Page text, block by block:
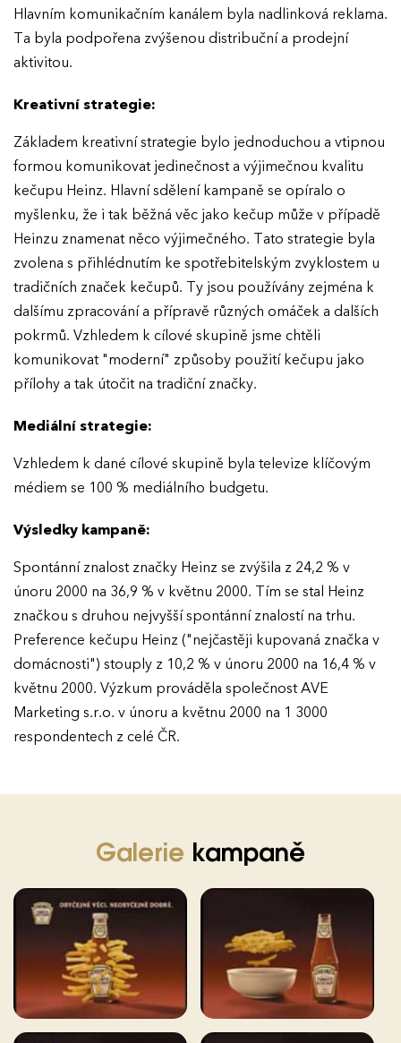
EFFIE 2026
AKTUALITY
Ročník 2025
Ročník 2024
Ročník 2023
Ročník 2022
Ročník 2021
GALERIE
KONTAKTY
Hlavním komunikačním kanálem byla nadlinková reklama.
Ta byla podpořena zvýšenou distribuční a prodejní
aktivitou.
Kreativní strategie:
Základem kreativní strategie bylo jednoduchou a vtipnou
formou komunikovat jedinečnost a výjimečnou kvalitu
kečupu Heinz. Hlavní sdělení kampaně se opíralo o
myšlenku, že i tak běžná věc jako kečup může v případě
Heinzu znamenat něco výjimečného. Tato strategie byla
zvolena s přihlédnutím ke spotřebitelským zvyklostem u
tradičních značek kečupů. Ty jsou používány zejména k
dalšímu zpracování a přípravě různých omáček a dalších
pokrmů. Vzhledem k cílové skupině jsme chtěli
komunikovat "moderní" způsoby použití kečupu jako
přílohy a tak útočit na tradiční značky.
Mediální strategie:
Vzhledem k dané cílové skupině byla televize klíčovým
médiem se 100 % mediálního budgetu.
Výsledky kampaně:
Spontánní znalost značky Heinz se zvýšila z 24,2 % v
únoru 2000 na 36,9 % v květnu 2000. Tím se stal Heinz
značkou s druhou nejvyšší spontánní znalostí na trhu.
Preference kečupu Heinz ("nejčastěji kupovaná značka v
domácnosti") stouply z 10,2 % v únoru 2000 na 16,4 % v
květnu 2000. Výzkum prováděla společnost AVE
Marketing s.r.o. v únoru a květnu 2000 na 1 3000
respondentech z celé ČR.
Galerie kampaně